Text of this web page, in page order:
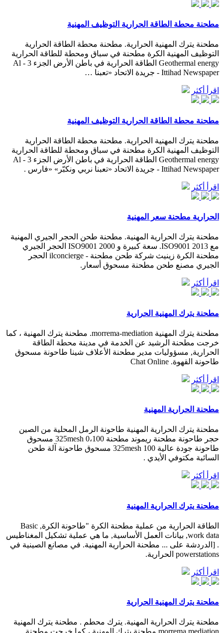
مطحنة محطة الطاقة الحرارية التوظيف المهنية
مطحنة يترك المهنية الحرارية. مطحنة محطة الطاقة الحرارية
التوظيف المهنية الكرة مطحنة في سباق ومحطة للطاقة الحرارية
Geothermal energy الطاقة الحرارية في باطن الأرض الجزء 3 - Al
Ittihad Newspaper - جريدة الاتحاد «تعبنا …
اقرأ أكثر
مطحنة محطة الطاقة الحرارية التوظيف المهنية
مطحنة يترك المهنية الحرارية. مطحنة محطة الطاقة الحرارية
التوظيف المهنية الكرة مطحنة في سباق ومحطة للطاقة الحرارية
Geothermal energy الطاقة الحرارية في باطن الأرض الجزء 3 - Al
Ittihad Newspaper - جريدة الاتحاد «تعبنا نربي ونكبّر» «فارس .
اقرأ أكثر
الحرارية مطحنة سعر المهنية
مطحنة يترك الحرارية المهنية. مطحنة طحن الحجر الجيري المهنية
مع ISO9001 2013. سعة كبيرة و ISO9001 2000 الحجر الجيري
مطحنة الكرة زينيث شركة طحن مطحنة - ilconcierge الحجر
الجيري مصنع طحن مطحنة مسحوق أسعار.
اقرأ أكثر
مطحنة يترك المهنية الحرارية
مطحنة يترك المهنية morrema-mediation. مطحنة يترك المهنية ، كما
خرجت مطحنة الرشيد عن الخدمة في مدينة محطة الطاقة
الحرارية, مسؤوليات مدير مطحنة الأعلاف شينا طاحونة مسحوق
طاحونة القهوة. Chat Online
اقرأ أكثر
مطحنة الحرارية المهنية
مطحنة يترك الحرارية المهنية طاحونة الرمل المحلية من الصين
حجر طاحونة مطحنة ريموند مطحنة 0،100 325mesh مسحوق
طاحونة جودة عالية 100 325mesh مسحوق طاحونة آلة طحن
السائبة مكتوفي الأيدي .
اقرأ أكثر
مطحنة يترك الحرارية المهنية
الطاقة الحرارية من عملية مطحنة الكرة "طاحونة الكرة, Basic
work data, بيانات العمل الأساسية, ما هي عملية تشكيل المغناطيس
. [الدردشة على ... مطحنة الحرارية المهنية. في مصانع الصينية في
powerstations الحرارية.
اقرأ أكثر
مطحنة يترك المهنية الحرارية
مطحنة يترك الحرارية المهنية. يترك محطم . مطحنة يترك المهنية